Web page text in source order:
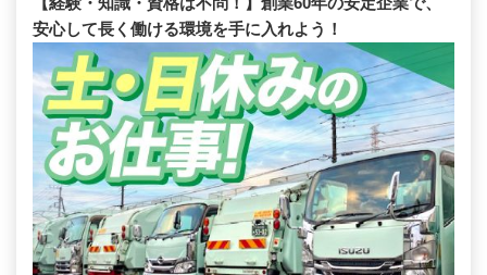
安心して長く働ける環境を手に入れよう！